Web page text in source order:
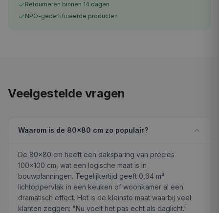
Retourneren binnen 14 dagen
NPO-gecertificeerde producten
Veelgestelde vragen
Waarom is de 80×80 cm zo populair?
De 80×80 cm heeft een daksparing van precies
100×100 cm, wat een logische maat is in
bouwplanningen. Tegelijkertijd geeft 0,64 m²
lichtoppervlak in een keuken of woonkamer al een
dramatisch effect. Het is de kleinste maat waarbij veel
klanten zeggen: "Nu voelt het pas echt als daglicht."